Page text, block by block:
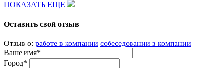
ПОКАЗАТЬ ЕЩЕ
Оставить свой отзыв
Отзыв о: работе в компании собеседовании в компании
Ваше имя*
Город*